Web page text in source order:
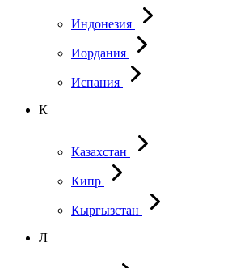
Индонезия
Иордания
Испания
К
Казахстан
Кипр
Кыргызстан
Л